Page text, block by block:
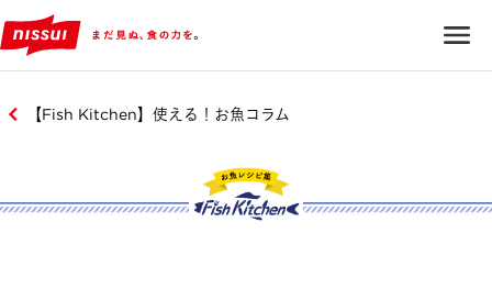
【Fish Kitchen】使える！お魚コラム